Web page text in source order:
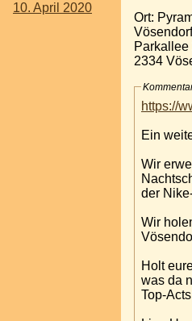
10. April 2020
Ort:
Vösendorf
Parkallee
2334
https://
Ein
Wir
der
Wir
Holt
was da
Top-